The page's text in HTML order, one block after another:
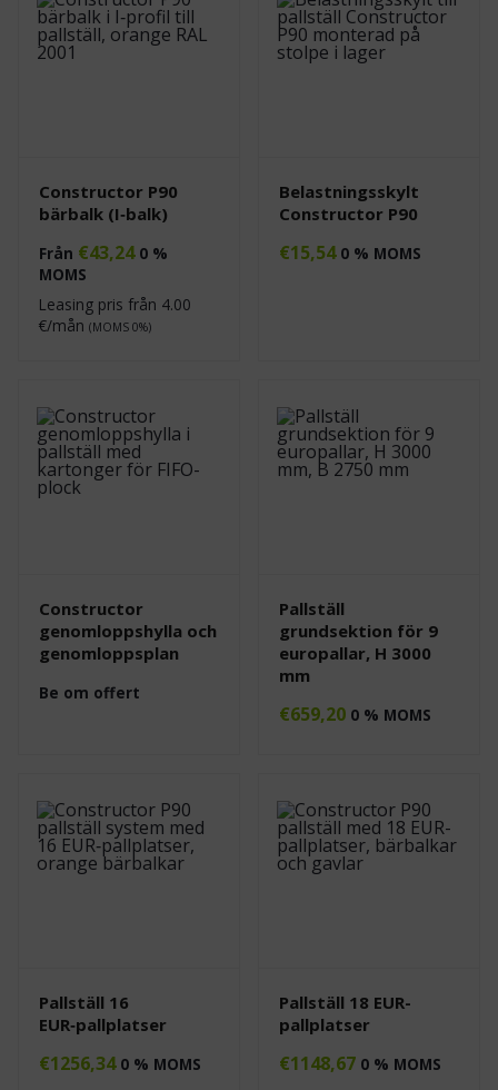
Constructor P90
bärbalk (I‑balk)
Från €43,24 0 %
MOMS
Leasing pris från 4.00
€/mån (MOMS 0%)
Belastningsskylt
Constructor P90
€15,54 0 % MOMS
Constructor
genomloppshylla och
genomloppsplan
Be om offert
Pallställ
grundsektion för 9
europallar, H 3000
mm
€659,20 0 % MOMS
Pallställ 16
EUR‑pallplatser
€1256,34 0 % MOMS
Pallställ 18 EUR-
pallplatser
€1148,67 0 % MOMS